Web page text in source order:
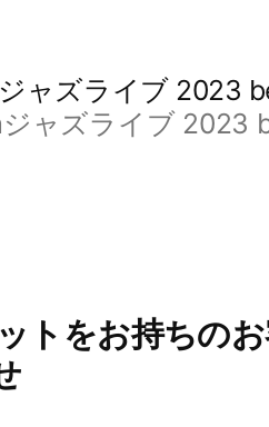
ャズライブ 2023
ャズライブ 2023
トをお持ちの